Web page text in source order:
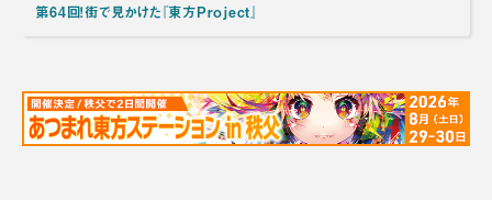
第64回！街で見かけた『東方Project』